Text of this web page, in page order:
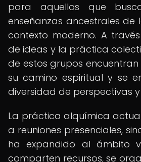
para aquellos que
enseñanzas ancestrales de
contexto moderno. A
de ideas y la práctica
de estos grupos
su camino espiritual y se
diversidad de perspectivas
La práctica alquímica
a reuniones presenciales,
ha expandido al ámbito
comparten recursos, se